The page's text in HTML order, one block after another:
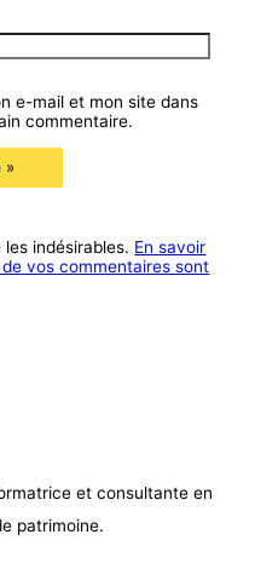
e-mail et mon site dans
commentaire.
indésirables. En savoir
vos commentaires sont
et consultante en
patrimoine.